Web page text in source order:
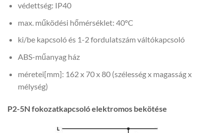
védettség: IP40
max. működési hőmérséklet: 40ºC
ki/be kapcsoló és 1-2 fordulatszám váltókapcsoló
ABS-műanyag ház
méretei[mm]: 162 x 70 x 80 (szélesség x magasság x
mélység)
P2-5N fokozatkapcsoló elektromos bekötése